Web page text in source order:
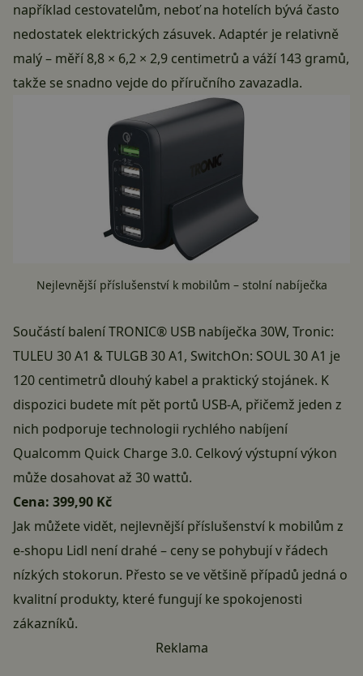
například cestovatelům, neboť na hotelích bývá často
nedostatek elektrických zásuvek. Adaptér je relativně
malý – měří 8,8 × 6,2 × 2,9 centimetrů a váží 143 gramů,
takže se snadno vejde do příručního zavazadla.
Nejlevnější příslušenství k mobilům – stolní nabíječka
Součástí balení TRONIC® USB nabíječka 30W, Tronic:
TULEU 30 A1 & TULGB 30 A1, SwitchOn: SOUL 30 A1 je
120 centimetrů dlouhý kabel a praktický stojánek. K
dispozici budete mít pět portů USB-A, přičemž jeden z
nich podporuje technologii rychlého nabíjení
Qualcomm Quick Charge 3.0. Celkový výstupní výkon
může dosahovat až 30 wattů.
Cena: 399,90 Kč
Jak můžete vidět, nejlevnější příslušenství k mobilům z
e-shopu Lidl není drahé – ceny se pohybují v řádech
nízkých stokorun. Přesto se ve většině případů jedná o
kvalitní produkty, které fungují ke spokojenosti
zákazníků.
Reklama